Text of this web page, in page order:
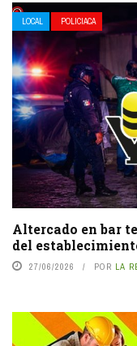
LOCAL POLICIACA
Altercado en bar
del
27/06/2026 POR LA